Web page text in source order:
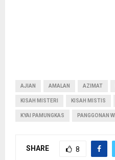
AJIAN AMALAN AZIMAT
KISAH MISTERI KISAH MISTIS
KYAI PAMUNGKAS PANGGONAN
SHARE 8